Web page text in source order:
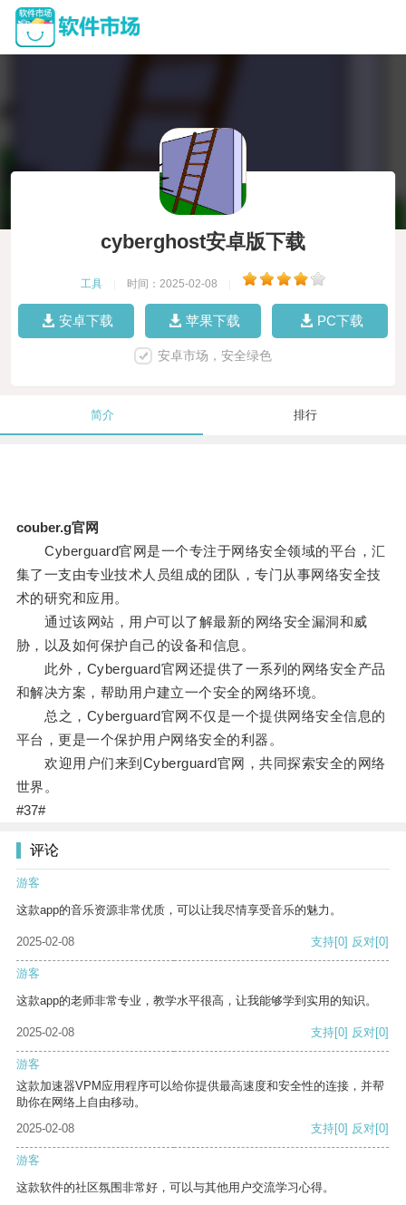
cyberghost安卓版下载
工具 时间：2025-02-08
安卓下载 苹果下载 PC下载
安卓市场，安全绿色
简介 排行
couber.g官网
Cyberguard官网是一个专注于网络安全领域的平台，汇
集了一支由专业技术人员组成的团队，专门从事网络安全技
术的研究和应用。
通过该网站，用户可以了解最新的网络安全漏洞和威
胁，以及如何保护自己的设备和信息。
此外，Cyberguard官网还提供了一系列的网络安全产品
和解决方案，帮助用户建立一个安全的网络环境。
总之，Cyberguard官网不仅是一个提供网络安全信息的
平台，更是一个保护用户网络安全的利器。
欢迎用户们来到Cyberguard官网，共同探索安全的网络
世界。
#37#
评论
游客
这款app的音乐资源非常优质，可以让我尽情享受音乐的魅力。
2025-02-08 支持[0] 反对[0]
游客
这款app的老师非常专业，教学水平很高，让我能够学到实用的知识。
2025-02-08 支持[0] 反对[0]
游客
这款加速器VPM应用程序可以给你提供最高速度和安全性的连接，并帮
助你在网络上自由移动。
2025-02-08
支持[0] 反对[0]
游客
这款软件的社区氛围非常好，可以与其他用户交流学习心得。